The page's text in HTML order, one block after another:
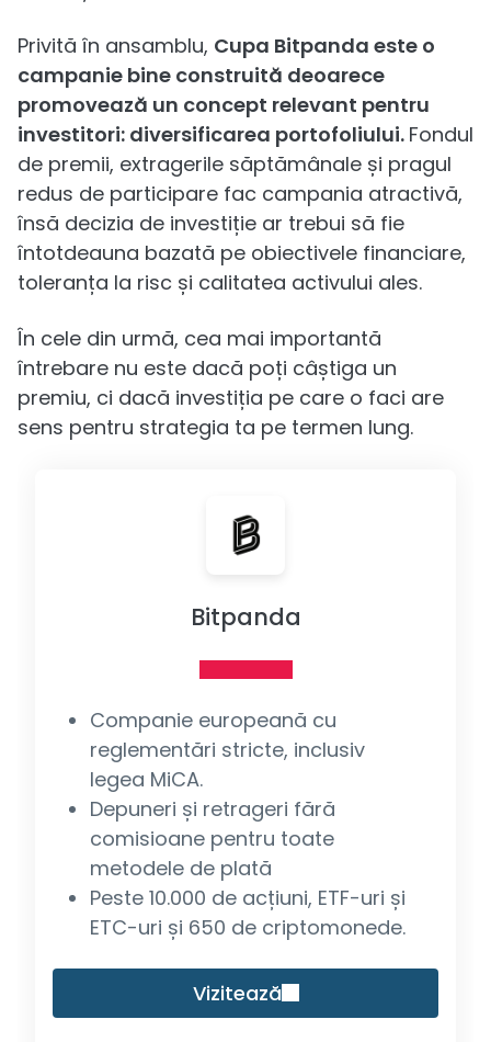
Privită în ansamblu, Cupa Bitpanda este o
campanie bine construită deoarece
promovează un concept relevant pentru
investitori: diversificarea portofoliului. Fondul
de premii, extragerile săptămânale și pragul
redus de participare fac campania atractivă,
însă decizia de investiție ar trebui să fie
întotdeauna bazată pe obiectivele financiare,
toleranța la risc și calitatea activului ales.
În cele din urmă, cea mai importantă
întrebare nu este dacă poți câștiga un
premiu, ci dacă investiția pe care o faci are
sens pentru strategia ta pe termen lung.
Bitpanda
Companie europeană cu
reglementări stricte, inclusiv
legea MiCA.
Depuneri și retrageri fără
comisioane pentru toate
metodele de plată
Peste 10.000 de acțiuni, ETF-uri și
ETC-uri și 650 de criptomonede.
Vizitează